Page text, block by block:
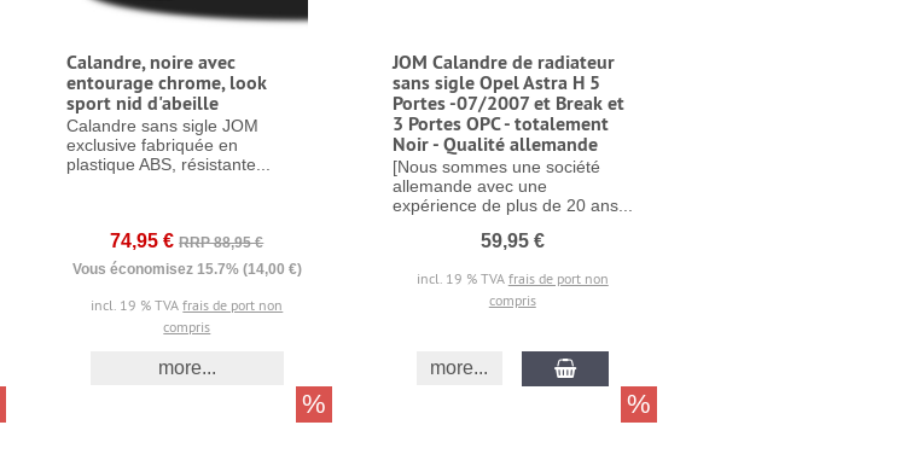
Calandre, noire avec
entourage chrome, look
sport nid d'abeille
Calandre sans sigle JOM
exclusive fabriquée en
plastique ABS, résistante...
74,95 € RRP 88,95 €
Vous économisez 15.7% (14,00 €)
incl. 19 % TVAfrais de port non
compris
more...
JOM Calandre de radiateur
sans sigle Opel Astra H 5
Portes -07/2007 et Break et
3 Portes OPC - totalement
Noir - Qualité allemande
[Nous sommes une société
allemande avec une
expérience de plus de 20 ans...
59,95 €
incl. 19 % TVA frais de port non
compris
more...
% %